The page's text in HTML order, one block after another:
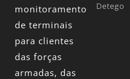
monitoramento
de terminais
para clientes
das forças
armadas, das
Detego